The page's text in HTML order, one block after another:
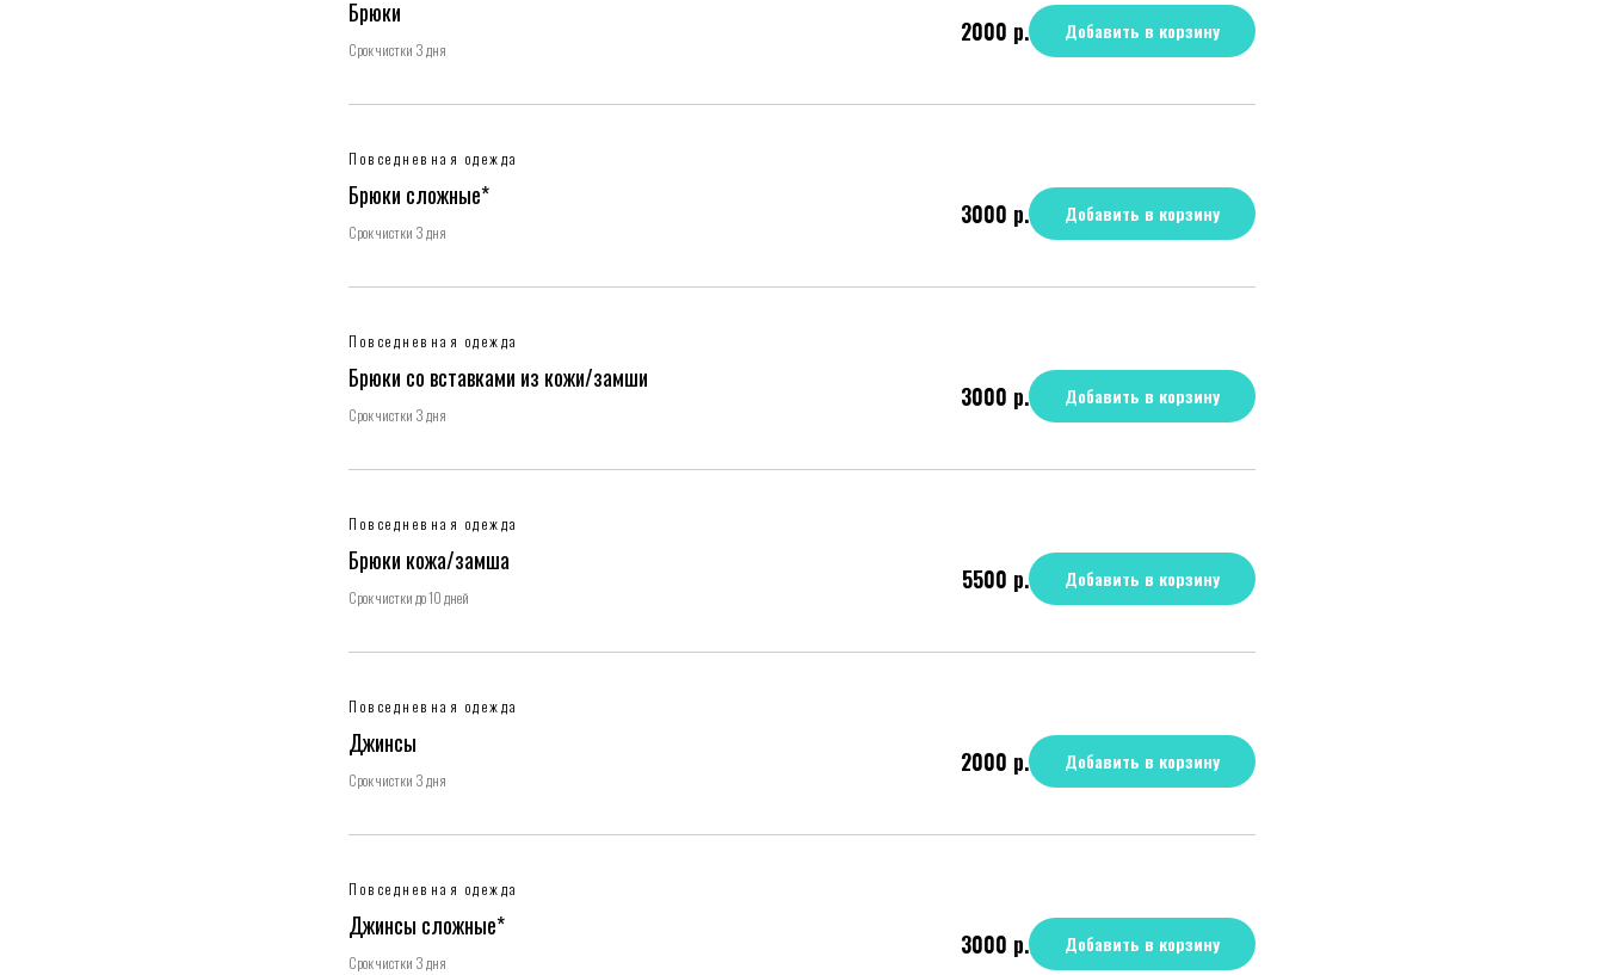
Брюки
Срок чистки 3 дня
2000 р. Добавить в корзину
Повседневная одежда
Брюки сложные*
Срок чистки 3 дня
3000 р. Добавить в корзину
Повседневная одежда
Брюки со вставками из кожи/замши
Срок чистки 3 дня
3000 р. Добавить в корзину
Повседневная одежда
Брюки кожа/замша
Срок чистки до 10 дней
5500 р. Добавить в корзину
Повседневная одежда
Джинсы
Срок чистки 3 дня
2000 р. Добавить в корзину
Повседневная одежда
Джинсы сложные*
Срок чистки 3 дня
3000 р. Добавить в корзину